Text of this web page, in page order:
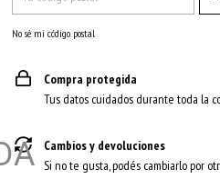
No sé mi código postal
Compra protegida
Tus datos cuidados durante toda la
Cambios y devoluciones
Si no te gusta, podés cambiarlo por